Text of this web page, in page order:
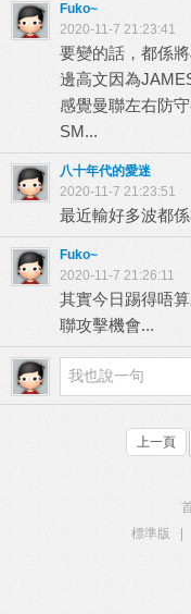
Fuko~
2020-11-7 21:23:41
要變的話，都係
邊高文因為
感覺曼聯左右防
SM...
八十年代的愛迷
2020-11-7 21:23:51
最近輸好多波都
Fuko~
2020-11-7 21:26:11
其實今日踢得唔
聯攻擊機會...
上一頁
標準版